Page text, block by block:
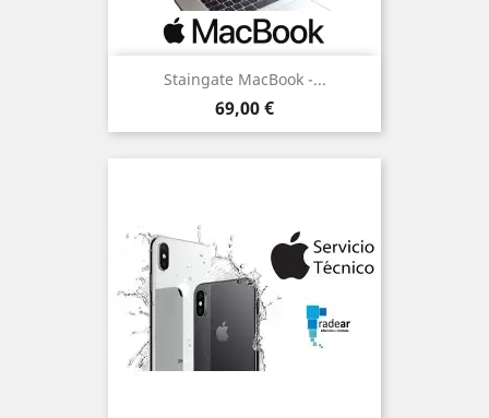
Staingate MacBook -...
Precio
69,00 €